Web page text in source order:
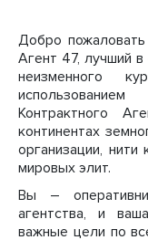
Добро
Агент 47, лучший
неизменного
Контрактного
континентах
организации,
мировых элит.
Вы –
агентства, и
важные цели по